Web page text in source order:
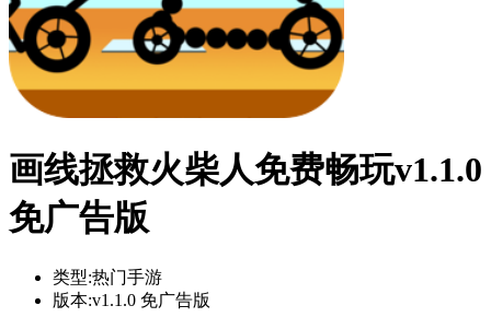
画线拯救火柴人免费畅玩v1.1.0
免广告版
类型:热门手游
版本:v1.1.0 免广告版